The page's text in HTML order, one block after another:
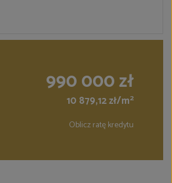
990 000 zł
10 879,12 zł/m2
Oblicz ratę kredytu